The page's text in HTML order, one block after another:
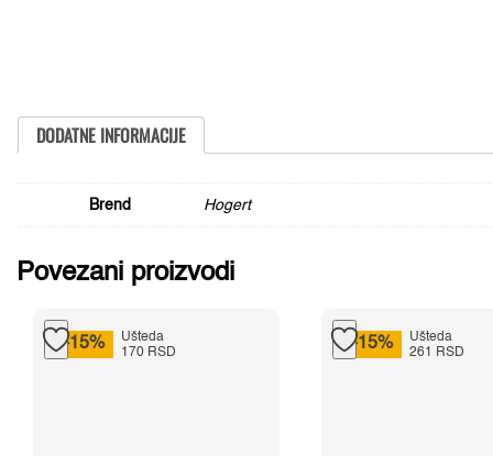
DODATNE INFORMACIJE
Brend Hogert
Povezani proizvodi
-15%
Ušteda
170 RSD
-15%
Ušteda
261 RSD